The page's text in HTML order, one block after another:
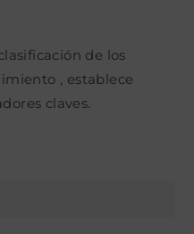
de los
, establece
claves.